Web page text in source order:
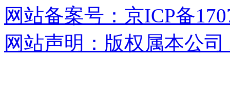
网站备案号：京ICP备
网站声明：版权属本公司